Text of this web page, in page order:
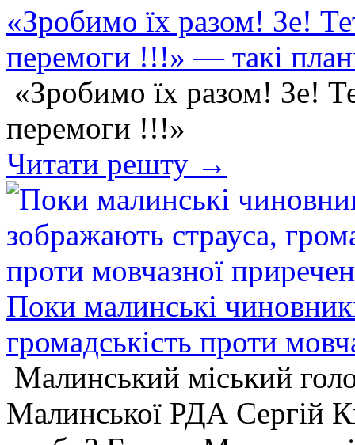
«Зробимо їх разом! Зе!
перемоги !!!» — такі
«Зробимо їх разом! Зе!
перемоги !!!»
Читати решту →
Поки малинські
громадськість проти
Малинський міський
Малинської РДА Сергій